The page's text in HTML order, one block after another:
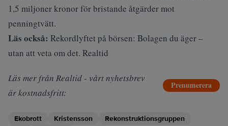
1,5 miljoner kronor för bristande åtgärder mot
penningtvätt.
Läs också: Rekordlyftet på börsen: Bolagen du äger –
utan att veta om det. Realtid
Läs mer från Realtid - vårt nyhetsbrev
är kostnadsfritt:
Prenumerera
Ekobrott Kristensson
Rekonstruktionsgruppen